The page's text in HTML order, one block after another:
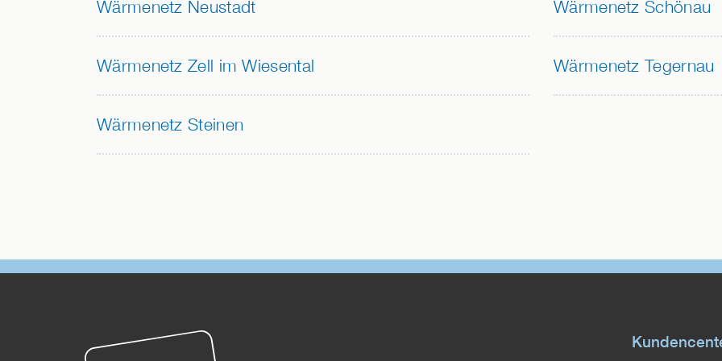
Wärmenetz Neustadt
Wärmenetz Zell im Wiesental
Wärmenetz Steinen
Wärmenetz Schönau
Wärmenetz Tegernau